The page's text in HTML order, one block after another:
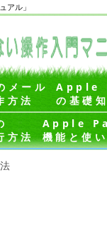
アル」
ール
方法
Apple
の基礎
方法
Apple
機能と使